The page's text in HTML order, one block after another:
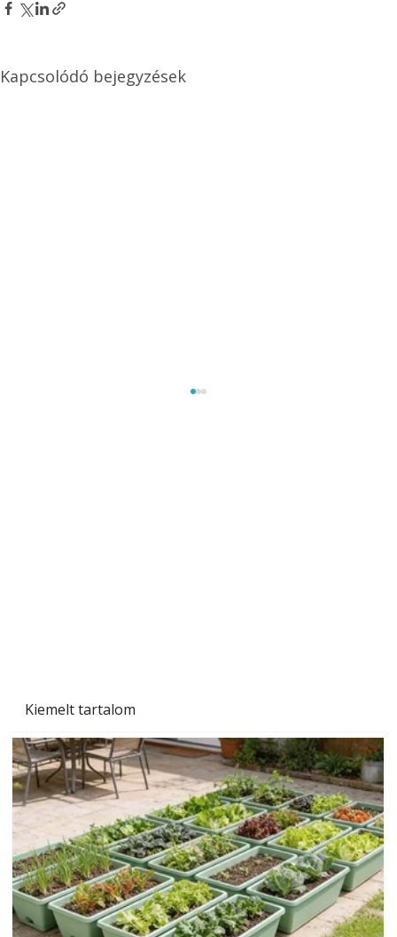
Kiemelt tartalom
Kapcsolódó bejegyzések